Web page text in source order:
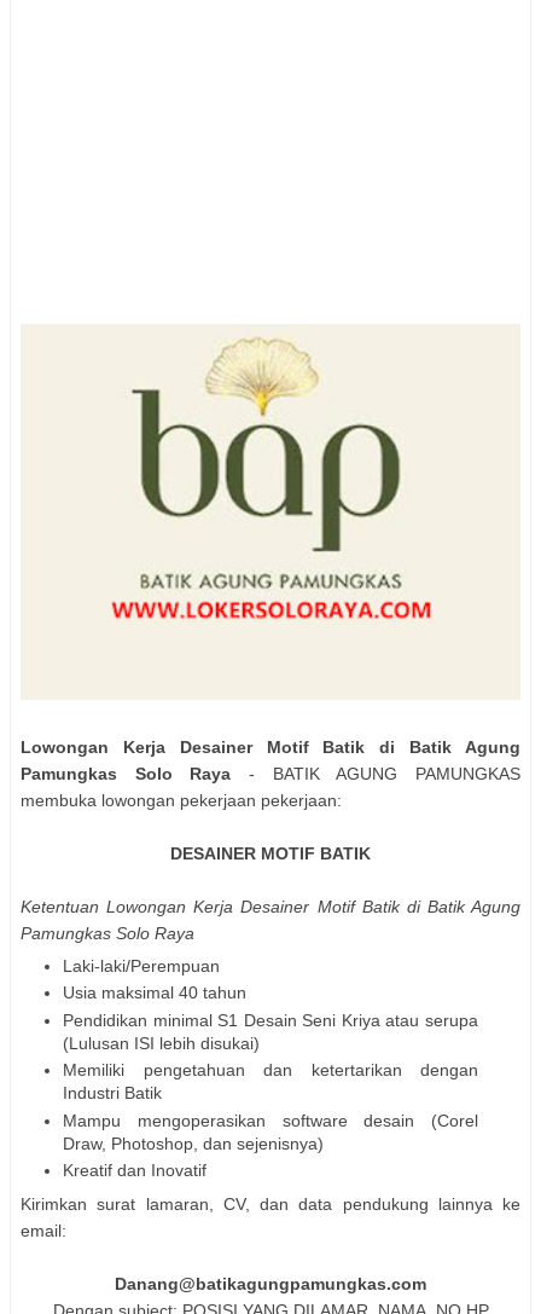
Lowongan Kerja Desainer Motif Batik di Batik Agung
Pamungkas Solo Raya - BATIK AGUNG PAMUNGKAS
membuka lowongan pekerjaan pekerjaan:
DESAINER MOTIF BATIK
Ketentuan Lowongan Kerja Desainer Motif Batik di Batik Agung
Pamungkas Solo Raya
Laki-laki/Perempuan
Usia maksimal 40 tahun
Pendidikan minimal S1 Desain Seni Kriya atau serupa
(Lulusan ISI lebih disukai)
Memiliki pengetahuan dan ketertarikan dengan
Industri Batik
Mampu mengoperasikan software desain (Corel
Draw, Photoshop, dan sejenisnya)
Kreatif dan Inovatif
Kirimkan surat lamaran, CV, dan data pendukung lainnya ke
email:
Danang@batikagungpamungkas.com